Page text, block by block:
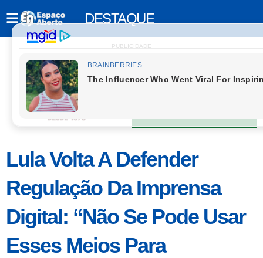
DESTAQUE
PUBLICIDADE
Lula Volta A Defender
Regulação Da Imprensa
Digital: “Não Se Pode Usar
Esses Meios Para